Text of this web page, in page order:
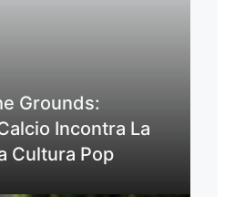
Grounds:
Incontra La
Cultura Pop